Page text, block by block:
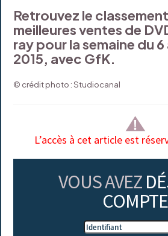
Retrouvez le
meilleures ventes de
ray pour la semaine du 6
2015, avec GfK.
© crédit photo : Studiocanal
L’accès à cet article est
VOUS AVEZ
COMPTE